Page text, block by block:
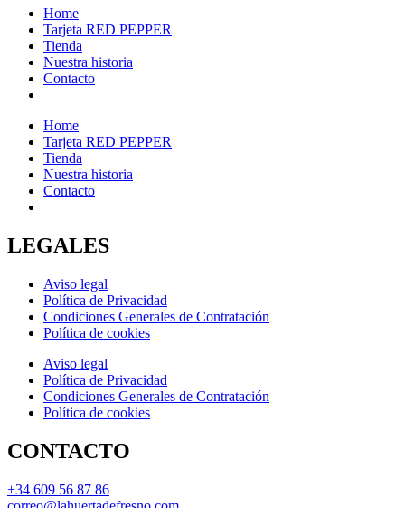
Home
Tarjeta RED PEPPER
Tienda
Nuestra historia
Contacto
Home
Tarjeta RED PEPPER
Tienda
Nuestra historia
Contacto
LEGALES
Aviso legal
Política de Privacidad
Condiciones Generales de Contratación
Política de cookies
Aviso legal
Política de Privacidad
Condiciones Generales de Contratación
Política de cookies
CONTACTO
+34 609 56 87 86